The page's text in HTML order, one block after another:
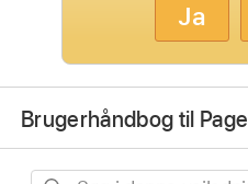
Ja
Brugerhåndbog til